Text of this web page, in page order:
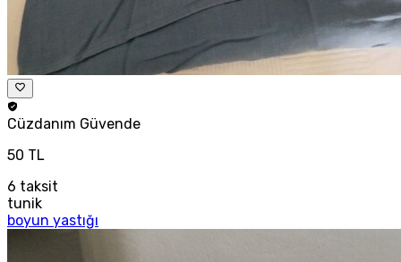
Cüzdanım Güvende
50 TL
6 taksit
tunik
boyun yastığı